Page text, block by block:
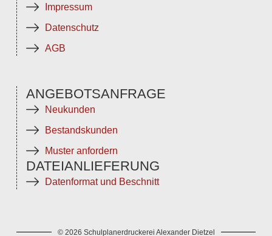
Impressum
Datenschutz
AGB
ANGEBOTSANFRAGE
Neukunden
Bestandskunden
Muster anfordern
DATEIANLIEFERUNG
Datenformat und Beschnitt
© 2026 Schulplanerdruckerei Alexander Dietzel